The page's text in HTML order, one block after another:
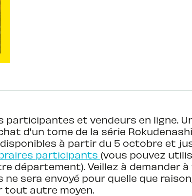
et vendeurs en ligne.
d'un tome de la série
à partir du 5 octobre et
participants (vous pouvez
département). Veillez à demander
sera envoyé pour quelle que
tout autre moyen.